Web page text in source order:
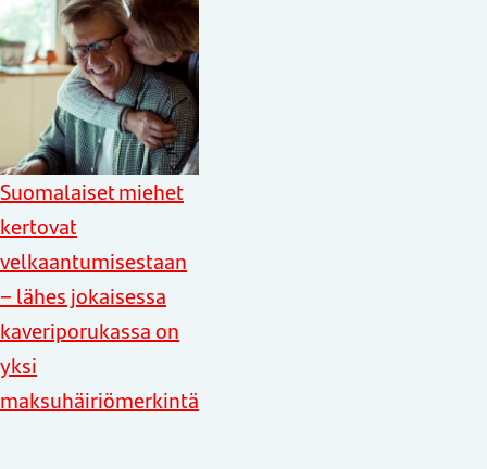
Suomalaiset miehet
kertovat
velkaantumisestaan
– lähes jokaisessa
kaveriporukassa on
yksi
maksuhäiriömerkintä